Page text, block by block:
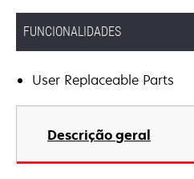
FUNCIONALIDADES
User Replaceable Parts
Descrição geral